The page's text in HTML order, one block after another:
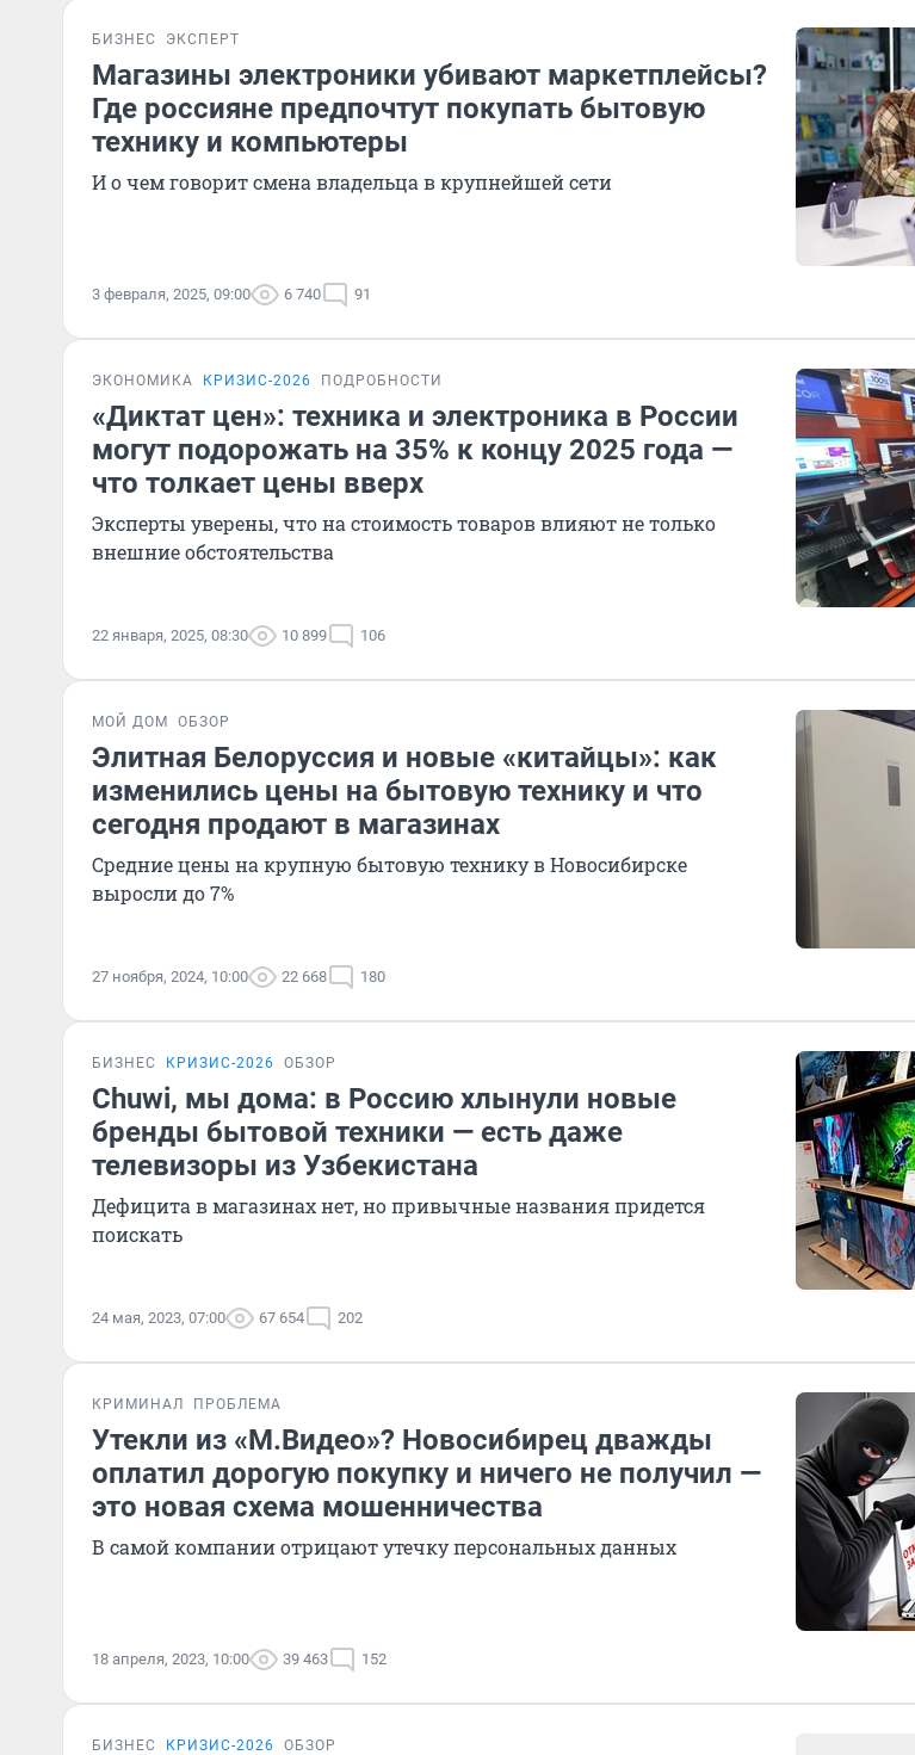
БИЗНЕС ЭКСПЕРТ
Магазины электроники убивают маркетплейсы?
Где россияне предпочтут покупать бытовую
технику и компьютеры
И о чем говорит смена владельца в крупнейшей сети
3 февраля, 2025, 09:00 6 740 91
ЭКОНОМИКА КРИЗИС-2026 ПОДРОБНОСТИ
«Диктат цен»: техника и электроника в России
могут подорожать на 35% к концу 2025 года —
что толкает цены вверх
Эксперты уверены, что на стоимость товаров влияют не только
внешние обстоятельства
22 января, 2025, 08:30 10 899 106
МОЙ ДОМ ОБЗОР
Элитная Белоруссия и новые «китайцы»: как
изменились цены на бытовую технику и что
сегодня продают в магазинах
Средние цены на крупную бытовую технику в Новосибирске
выросли до 7%
27 ноября, 2024, 10:00 22 668 180
БИЗНЕС КРИЗИС-2026 ОБЗОР
Chuwi, мы дома: в Россию хлынули новые
бренды бытовой техники — есть даже
телевизоры из Узбекистана
Дефицита в магазинах нет, но привычные названия придется
поискать
24 мая, 2023, 07:00 67 654 202
КРИМИНАЛ ПРОБЛЕМА
Утекли из «М.Видео»? Новосибирец дважды
оплатил дорогую покупку и ничего не получил —
это новая схема мошенничества
В самой компании отрицают утечку персональных данных
18 апреля, 2023, 10:00 39 463 152
БИЗНЕС КРИЗИС-2026 ОБЗОР